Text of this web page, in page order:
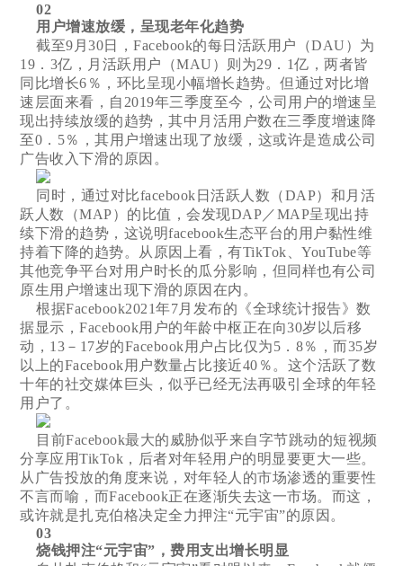
02
用户增速放缓，呈现老年化趋势
截至9月30日，Facebook的每日活跃用户（DAU）为
19．3亿，月活跃用户（MAU）则为29．1亿，两者皆
同比增长6％，环比呈现小幅增长趋势。但通过对比增
速层面来看，自2019年三季度至今，公司用户的增速呈
现出持续放缓的趋势，其中月活用户数在三季度增速降
至0．5％，其用户增速出现了放缓，这或许是造成公司
广告收入下滑的原因。
同时，通过对比facebook日活跃人数（DAP）和月活
跃人数（MAP）的比值，会发现DAP／MAP呈现出持
续下滑的趋势，这说明facebook生态平台的用户黏性维
持着下降的趋势。从原因上看，有TikTok、YouTube等
其他竞争平台对用户时长的瓜分影响，但同样也有公司
原生用户增速出现下滑的原因在内。
根据Facebook2021年7月发布的《全球统计报告》数
据显示，Facebook用户的年龄中枢正在向30岁以后移
动，13－17岁的Facebook用户占比仅为5．8％，而35岁
以上的Facebook用户数量占比接近40％。这个活跃了数
十年的社交媒体巨头，似乎已经无法再吸引全球的年轻
用户了。
目前Facebook最大的威胁似乎来自字节跳动的短视频
分享应用TikTok，后者对年轻用户的明显要更大一些。
从广告投放的角度来说，对年轻人的市场渗透的重要性
不言而喻，而Facebook正在逐渐失去这一市场。而这，
或许就是扎克伯格决定全力押注“元宇宙”的原因。
03
烧钱押注“元宇宙”，费用支出增长明显